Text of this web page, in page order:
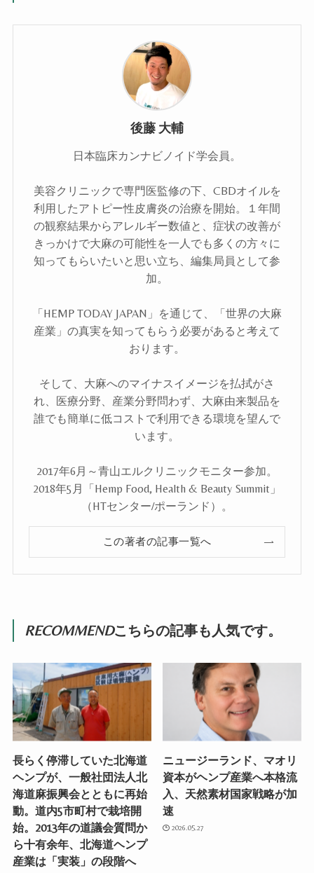
後藤 大輔
日本臨床カンナビノイド学会員。
美容クリニックで専門医監修の下、CBDオイルを
利用したアトピー性皮膚炎の治療を開始。１年間
の観察結果からアレルギー数値と、症状の改善が
きっかけで大麻の可能性を一人でも多くの方々に
知ってもらいたいと思い立ち、編集局員として参
加。
「HEMP TODAY JAPAN」を通じて、「世界の大麻
産業」の真実を知ってもらう必要があると考えて
おります。
そして、大麻へのマイナスイメージを払拭がさ
れ、医療分野、産業分野問わず、大麻由来製品を
誰でも簡単に低コストで利用できる環境を望んで
います。
2017年6月～青山エルクリニックモニター参加。
2018年5月「Hemp Food, Health & Beauty Summit」
（HTセンター/ポーランド）。
この著者の記事一覧へ
RECOMMENDこちらの記事も人気です。
長らく停滞していた北海道
ヘンプが、一般社団法人北
海道麻振興会とともに再始
動。道内5市町村で栽培開
始。2013年の道議会質問か
ら十有余年、北海道ヘンプ
産業は「実装」の段階へ
ニュージーランド、マオリ
資本がヘンプ産業へ本格流
入、天然素材国家戦略が加
速
2026.05.27